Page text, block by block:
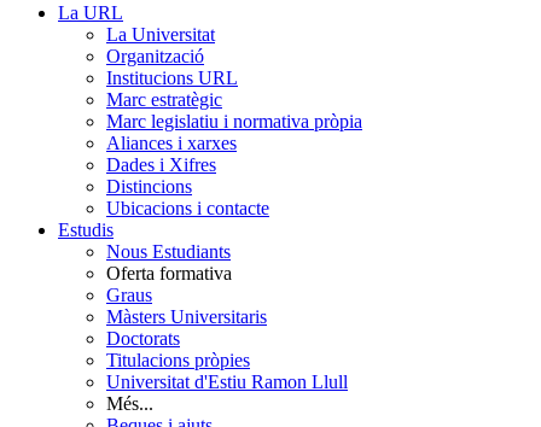
La URL
La Universitat
Organització
Institucions URL
Marc estratègic
Marc legislatiu i normativa pròpia
Aliances i xarxes
Dades i Xifres
Distincions
Ubicacions i contacte
Estudis
Nous Estudiants
Oferta formativa
Graus
Màsters Universitaris
Doctorats
Titulacions pròpies
Universitat d'Estiu Ramon Llull
Més...